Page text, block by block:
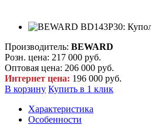
Производитель: BEWARD
Розн. цена: 217 000 руб.
Оптовая цена: 206 000 руб.
Интернет цена: 196 000 руб.
В корзину Купить в 1 клик
Характеристика
Особенности